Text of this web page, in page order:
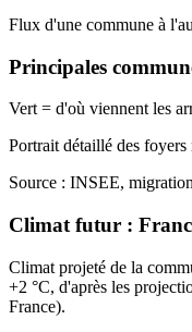
Flux d'une commune à
Principales
Vert = d'où viennent les
Portrait détaillé des
Source : INSEE,
Climat futur :
Climat projeté de la
+2 °C, d'après les
France).